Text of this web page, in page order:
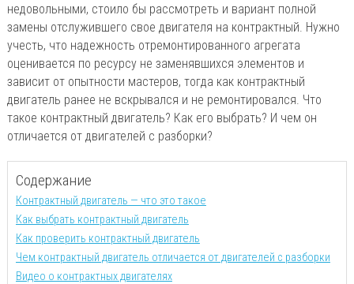
недовольными, стоило бы рассмотреть и вариант полной
замены отслужившего свое двигателя на контрактный. Нужно
учесть, что надежность отремонтированного агрегата
оценивается по ресурсу не заменявшихся элементов и
зависит от опытности мастеров, тогда как контрактный
двигатель ранее не вскрывался и не ремонтировался. Что
такое контрактный двигатель? Как его выбрать? И чем он
отличается от двигателей с разборки?
Содержание
Контрактный двигатель — что это такое
Как выбрать контрактный двигатель
Как проверить контрактный двигатель
Чем контрактный двигатель отличается от двигателей с разборки
Видео о контрактных двигателях